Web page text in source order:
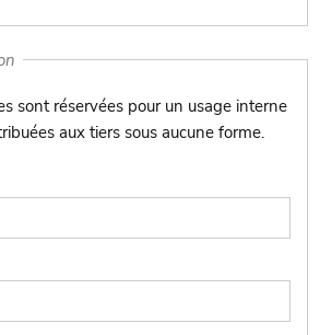
sont réservées pour un usage interne
aux tiers sous aucune forme.